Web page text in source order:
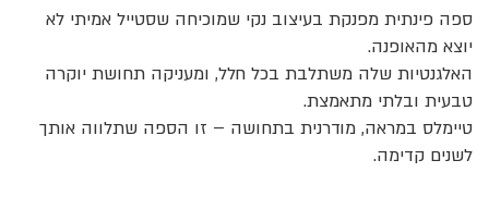
ספה פינתית מפנקת בעיצוב נקי שמוכיחה שסטייל אמיתי לא
יוצא מהאופנה.
האלגנטיות שלה משתלבת בכל חלל, ומעניקה תחושת יוקרה
טבעית ובלתי מתאמצת.
טיימלס במראה, מודרנית בתחושה – זו הספה שתלווה אותך
לשנים קדימה.